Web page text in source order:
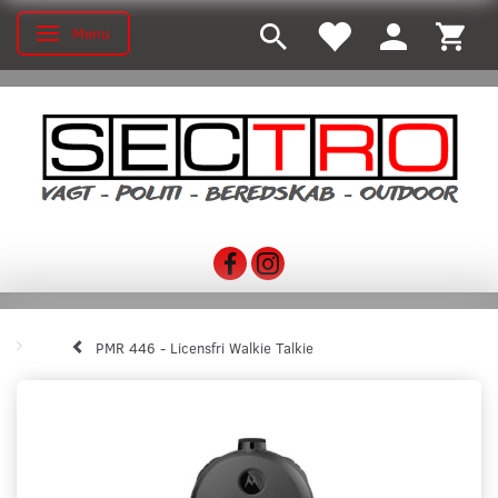
Toggle navigation
Menu
PMR 446 - Licensfri Walkie Talkie